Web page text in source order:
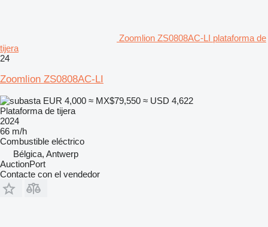
Zoomlion ZS0808AC-LI plataforma de
tijera
24
Zoomlion ZS0808AC-LI
EUR 4,000 ≈ MX$79,550 ≈ USD 4,622
Plataforma de tijera
2024
66 m/h
Combustible eléctrico
Bélgica, Antwerp
AuctionPort
Contacte con el vendedor